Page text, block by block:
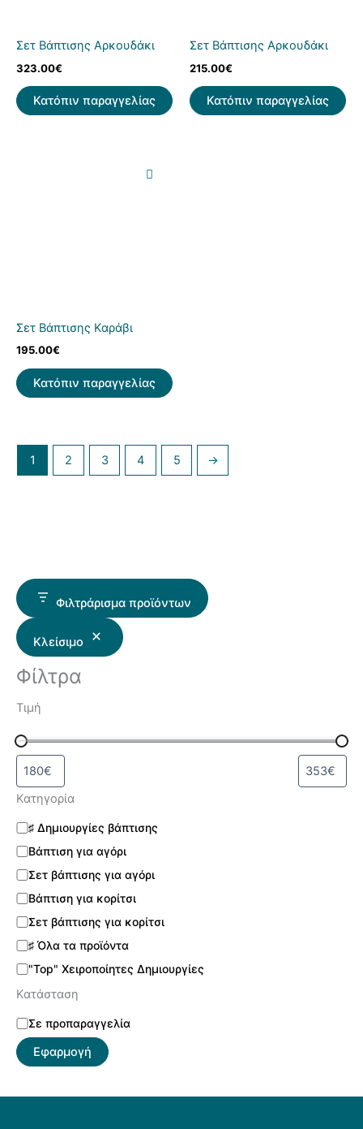
Φιλτράρισμα προϊόντων
Κλείσιμο
Φίλτρα
Τιμή
Κατηγορία
♯ Δημιουργίες βάπτισης
Βάπτιση για αγόρι
Σετ βάπτισης για αγόρι
Βάπτιση για κορίτσι
Σετ βάπτισης για κορίτσι
♯ Όλα τα προϊόντα
"Top" Χειροποίητες Δημιουργίες
Κατάσταση
Σε προπαραγγελία
Εφαρμογή
Σετ Βάπτισης Αρκουδάκι
323.00€
Κατόπιν παραγγελίας
Σετ Βάπτισης Αρκουδάκι
215.00€
Κατόπιν παραγγελίας
Σετ Βάπτισης Καράβι
195.00€
Κατόπιν παραγγελίας
1 2 3 4 5 →